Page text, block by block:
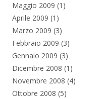
Maggio 2009 (1)
Aprile 2009 (1)
Marzo 2009 (3)
Febbraio 2009 (3)
Gennaio 2009 (3)
Dicembre 2008 (1)
Novembre 2008 (4)
Ottobre 2008 (5)